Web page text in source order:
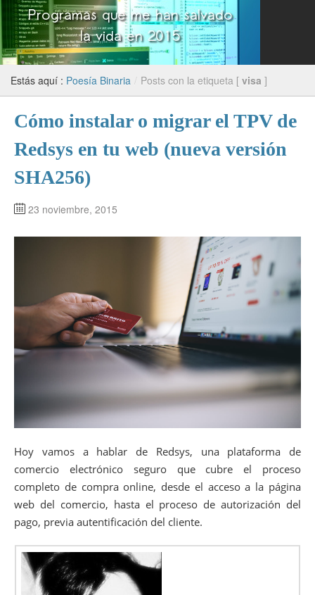
Estás aquí : Poesía Binaria / Posts con la etiqueta [ visa ]
Cómo instalar o migrar el TPV de
Redsys en tu web (nueva versión
SHA256)
23 noviembre, 2015
Hoy vamos a hablar de Redsys, una plataforma de
comercio electrónico seguro que cubre el proceso
completo de compra online, desde el acceso a la página
web del comercio, hasta el proceso de autorización del
pago, previa autentificación del cliente.